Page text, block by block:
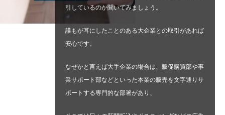
引しているのか聞いてみましょう。
誰もが耳にしたことのある大企業との取引があれば
安心です。
なぜかと言えば大手企業の場合は、販促購買部や事
業サポート部などといった本業の販売を文字通りサ
ポートする専門的な部署があり、